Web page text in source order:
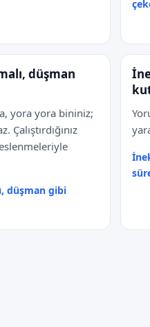
düşman
yora yora bininiz;
Çalıştırdığınız
düşman gibi